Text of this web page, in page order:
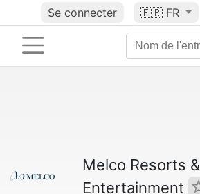
Se connecter 🇫🇷 FR
Melco Resorts &
Entertainment